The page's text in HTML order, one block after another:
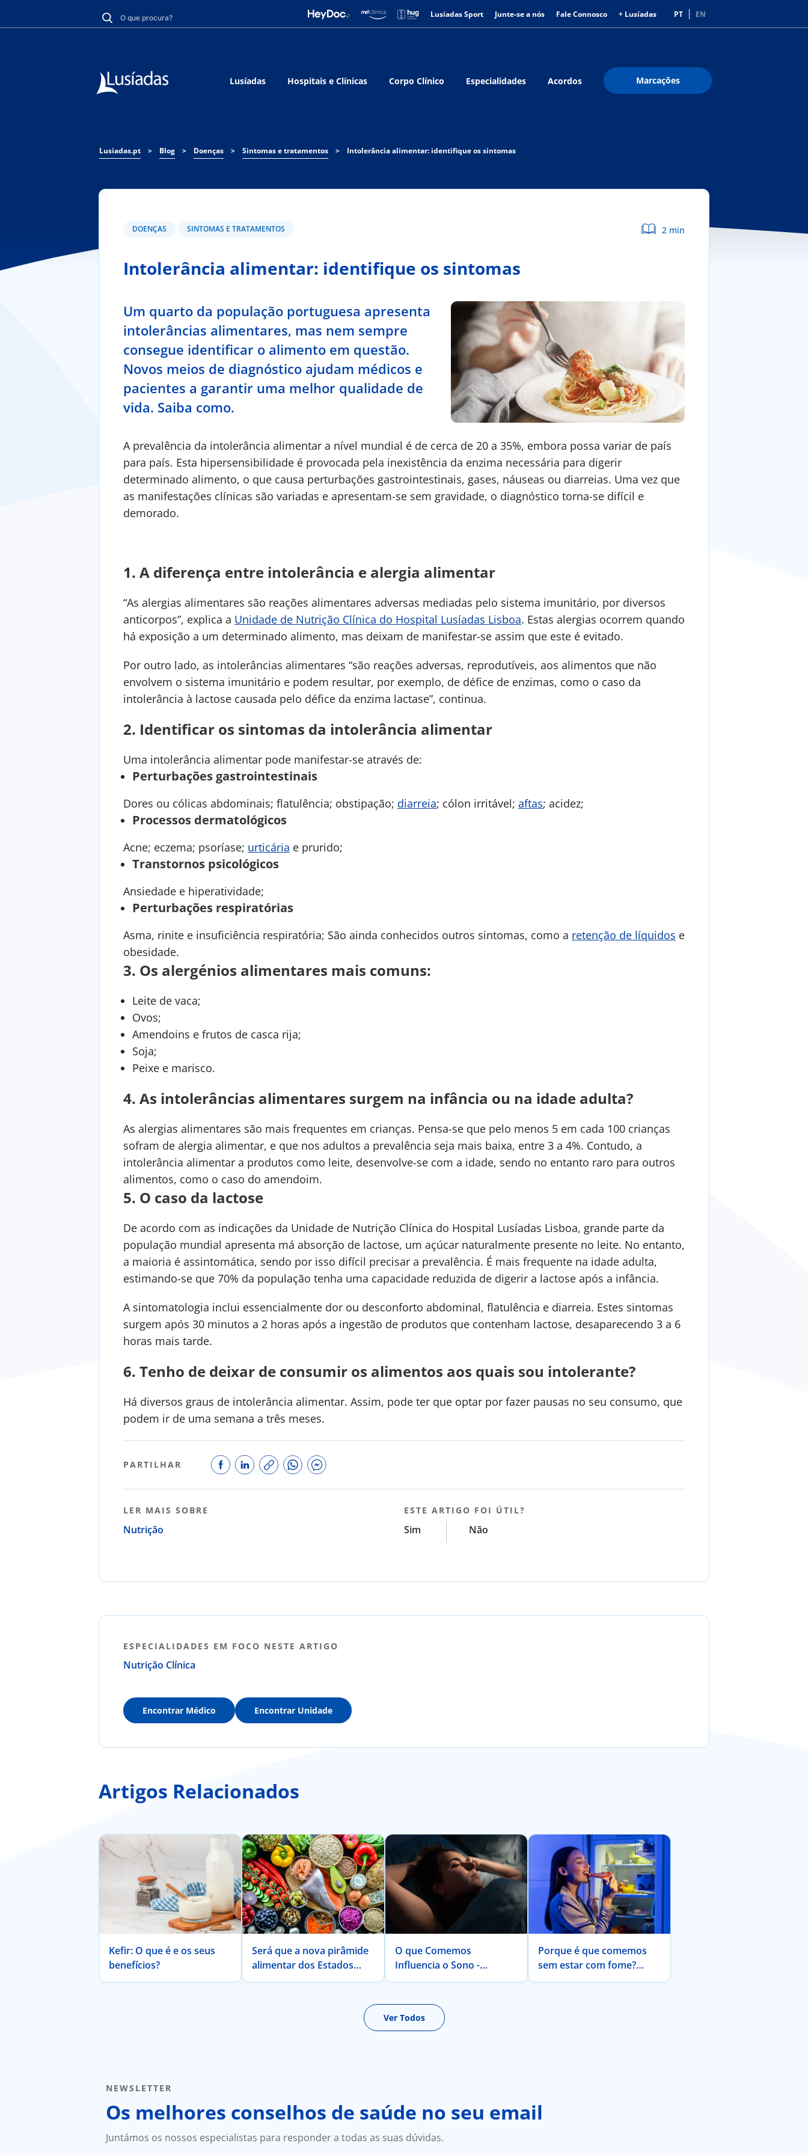
Lusíadas Sport Junte-se a nós Fale Connosco + Lusíadas PT EN
Lusíadas Hospitais e Clínicas Corpo Clínico Especialidades Acordos Marcações
Lusiadas.pt > Blog > Doenças > Sintomas e tratamentos > Intolerância alimentar: identifique os sintomas
DOENÇAS SINTOMAS E TRATAMENTOS 2 min
Intolerância alimentar: identifique os sintomas
Um quarto da população portuguesa apresenta
intolerâncias alimentares, mas nem sempre
consegue identificar o alimento em questão.
Novos meios de diagnóstico ajudam médicos e
pacientes a garantir uma melhor qualidade de
vida. Saiba como.
A prevalência da intolerância alimentar a nível mundial é de cerca de 20 a 35%, embora possa variar de país
para país. Esta hipersensibilidade é provocada pela inexistência da enzima necessária para digerir
determinado alimento, o que causa perturbações gastrointestinais, gases, náuseas ou diarreias. Uma vez que
as manifestações clínicas são variadas e apresentam-se sem gravidade, o diagnóstico torna-se difícil e
demorado.
1. A diferença entre intolerância e alergia alimentar
“As alergias alimentares são reações alimentares adversas mediadas pelo sistema imunitário, por diversos
anticorpos”, explica a Unidade de Nutrição Clínica do Hospital Lusíadas Lisboa. Estas alergias ocorrem quando
há exposição a um determinado alimento, mas deixam de manifestar-se assim que este é evitado.
Por outro lado, as intolerâncias alimentares “são reações adversas, reprodutíveis, aos alimentos que não
envolvem o sistema imunitário e podem resultar, por exemplo, de défice de enzimas, como o caso da
intolerância à lactose causada pelo défice da enzima lactase”, continua.
2. Identificar os sintomas da intolerância alimentar
Uma intolerância alimentar pode manifestar-se através de:
Perturbações gastrointestinais
Dores ou cólicas abdominais; flatulência; obstipação; diarreia; cólon irritável; aftas; acidez;
Processos dermatológicos
Acne; eczema; psoríase; urticária e prurido;
Transtornos psicológicos
Ansiedade e hiperatividade;
Perturbações respiratórias
Asma, rinite e insuficiência respiratória; São ainda conhecidos outros sintomas, como a retenção de líquidos e
obesidade.
3. Os alergénios alimentares mais comuns:
Leite de vaca;
Ovos;
Amendoins e frutos de casca rija;
Soja;
Peixe e marisco.
4. As intolerâncias alimentares surgem na infância ou na idade adulta?
As alergias alimentares são mais frequentes em crianças. Pensa-se que pelo menos 5 em cada 100 crianças
sofram de alergia alimentar, e que nos adultos a prevalência seja mais baixa, entre 3 a 4%. Contudo, a
intolerância alimentar a produtos como leite, desenvolve-se com a idade, sendo no entanto raro para outros
alimentos, como o caso do amendoim.
5. O caso da lactose
De acordo com as indicações da Unidade de Nutrição Clínica do Hospital Lusíadas Lisboa, grande parte da
população mundial apresenta má absorção de lactose, um açúcar naturalmente presente no leite. No entanto,
a maioria é assintomática, sendo por isso difícil precisar a prevalência. É mais frequente na idade adulta,
estimando-se que 70% da população tenha uma capacidade reduzida de digerir a lactose após a infância.
A sintomatologia inclui essencialmente dor ou desconforto abdominal, flatulência e diarreia. Estes sintomas
surgem após 30 minutos a 2 horas após a ingestão de produtos que contenham lactose, desaparecendo 3 a 6
horas mais tarde.
6. Tenho de deixar de consumir os alimentos aos quais sou intolerante?
Há diversos graus de intolerância alimentar. Assim, pode ter que optar por fazer pausas no seu consumo, que
podem ir de uma semana a três meses.
PARTILHAR
LER MAIS SOBRE
Nutrição
ESTE ARTIGO FOI ÚTIL?
Sim Não
ESPECIALIDADES EM FOCO NESTE ARTIGO
Nutrição Clínica
Encontrar Médico Encontrar Unidade
Artigos Relacionados
Kefir: O que é e os seus
benefícios?
Será que a nova pirâmide
alimentar dos Estados
Unidos da América é
O que Comemos
Influencia o Sono -
Descubra Como
Porque é que comemos
sem estar com fome?
Conheça a fome hedónica.
Ver Todos
NEWSLETTER
Os melhores conselhos de saúde no seu email
Juntámos os nossos especialistas para responder a todas as suas dúvidas.